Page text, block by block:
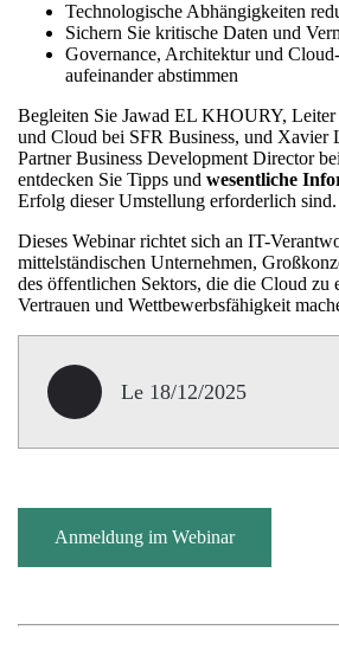
Technologische Abhängigkeiten
Sichern Sie kritische Daten und
Governance, Architektur und
aufeinander abstimmen
Begleiten Sie Jawad EL KHOURY, Leiter
und Cloud bei SFR Business, und
Partner Business Development Director
entdecken Sie Tipps und wesentliche
Erfolg dieser Umstellung erforderlich sind.
Dieses Webinar richtet sich an IT-
mittelständischen Unternehmen,
des öffentlichen Sektors, die die Cloud zu
Vertrauen und Wettbewerbsfähigkeit
Le 18/12/2025
Anmeldung im Webinar